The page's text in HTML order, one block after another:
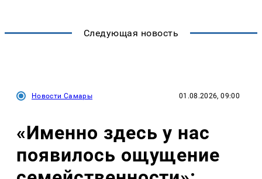
Следующая новость
Новости Самары 01.08.2026, 09:00
«Именно здесь у нас
появилось ощущение